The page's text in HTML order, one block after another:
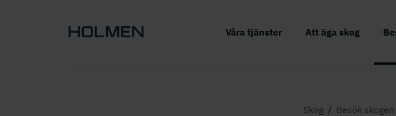
Våra tjänster Att äga skog
Skog / Besök skogen